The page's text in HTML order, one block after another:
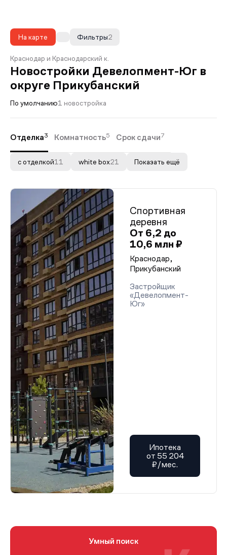
На карте 2
Фильтры
Краснодар и Краснодарский к.
Новостройки Девелопмент-Юг в
округе Прикубанский
По умолчанию1 новостройка
Отделка3 Комнатность5 Срок сдачи7
с отделкой11 white box21 Показать ещё
Спортивная
деревня
От 6,2 до
10,6 млн ₽
Краснодар,
Прикубанский
Застройщик
«Девелопмент-
Юг»
Ипотека
от 55 204
₽/мес.
Умный поиск